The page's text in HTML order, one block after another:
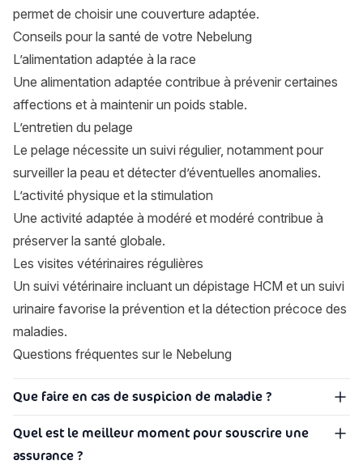
permet de choisir une couverture adaptée.
Conseils pour la santé de votre Nebelung
L’alimentation adaptée à la race
Une alimentation adaptée contribue à prévenir certaines
affections et à maintenir un poids stable.
L’entretien du pelage
Le pelage nécessite un suivi régulier, notamment pour
surveiller la peau et détecter d’éventuelles anomalies.
L’activité physique et la stimulation
Une activité adaptée à modéré et modéré contribue à
préserver la santé globale.
Les visites vétérinaires régulières
Un suivi vétérinaire incluant un dépistage HCM et un suivi
urinaire favorise la prévention et la détection précoce des
maladies.
Questions fréquentes sur le Nebelung
Que faire en cas de suspicion de maladie ?
Quel est le meilleur moment pour souscrire une
assurance ?